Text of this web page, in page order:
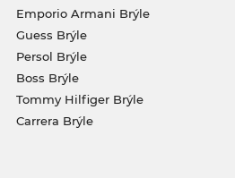
Emporio Armani Brýle
Guess Brýle
Persol Brýle
Boss Brýle
Tommy Hilfiger Brýle
Carrera Brýle